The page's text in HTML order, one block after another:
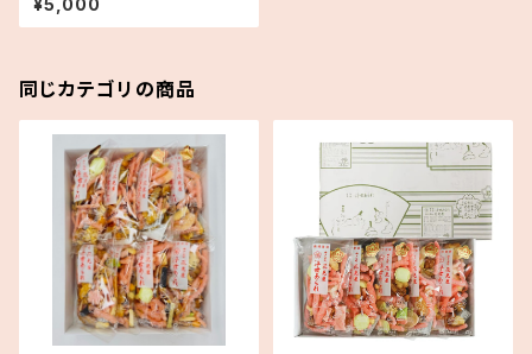
¥5,000
同じカテゴリの商品